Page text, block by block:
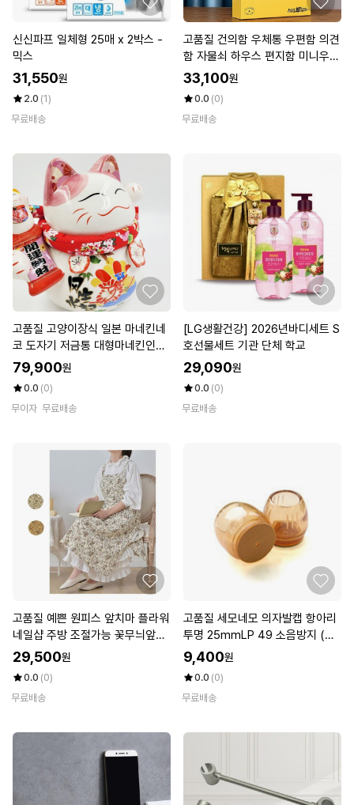
신신파프 일체형 25매 x 2박스 -
믹스
31,550원
2.0 (1)
무료배송
고품질 건의함 우체통 우편함 의견
함 자물쇠 하우스 편지함 미니우체
통 (WCCD02E)
33,100원
0.0 (0)
무료배송
고품질 고양이장식 일본 마네킨네
코 도자기 저금통 대형마네킨인형
(WFKHKIF)
79,900원
0.0 (0)
무이자 무료배송
[LG생활건강] 2026년바디세트 S
호선물세트 기관 단체 학교
29,090원
0.0 (0)
무료배송
고품질 예쁜 원피스 앞치마 플라워
네일샵 주방 조절가능 꽃무늬앞치
마 (WBDFF42)
29,500원
0.0 (0)
무료배송
고품질 세모네모 의자발캡 항아리
투명 25mmLP 49 소음방지 (W1
46A0A)
9,400원
0.0 (0)
무료배송